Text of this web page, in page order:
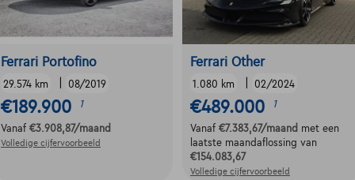
Ferrari Portofino
29.574 km 08/2019
€189.900 1
Vanaf €3.908,87/maand
Volledige cijfervoorbeeld
Ferrari Other
1.080 km 02/2024
€489.000 1
Vanaf €7.383,67/maand met een
laatste maandaflossing van
€154.083,67
Volledige cijfervoorbeeld